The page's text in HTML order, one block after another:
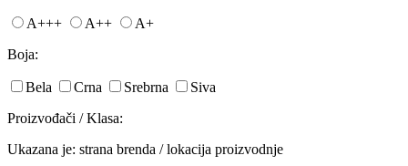
A+++ A++
A+
Boja:
Bela Crna Srebrna
Siva
Proizvođači / Klasa:
Ukazana je: strana brenda / lokacija proizvodnje